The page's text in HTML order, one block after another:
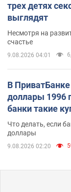
трех детях
выглядят
Несмотря на
счастье
9.08.2026 04:01
В
доллары 1996
банки такие
Что делать, если
доллары
9.08.2026 02:20